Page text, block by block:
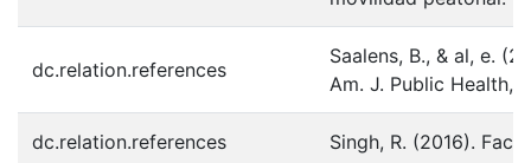
dc.relation.references
Saalens, B., & al, e.
Am. J. Public Health,
dc.relation.references Singh, R. (2016).